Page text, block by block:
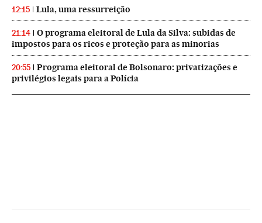
12:15 Lula, uma ressurreição
21:14
O programa eleitoral de Lula da Silva: subidas de
impostos para os ricos e proteção para as minorias
20:55
Programa eleitoral de Bolsonaro: privatizações e
privilégios legais para a Polícia